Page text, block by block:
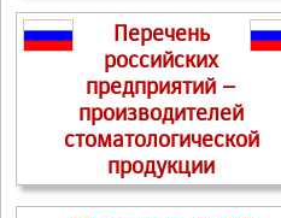
Перечень
российских
предприятий –
производителей
стоматологической
продукции